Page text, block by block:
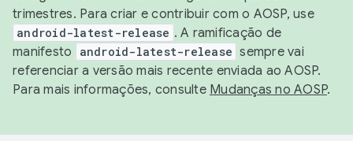
trimestres. Para criar e contribuir com o AOSP, use
android-latest-release . A ramificação de
manifesto
android-latest-release sempre vai
referenciar a versão mais recente enviada ao AOSP.
Para mais informações, consulte Mudanças no AOSP.